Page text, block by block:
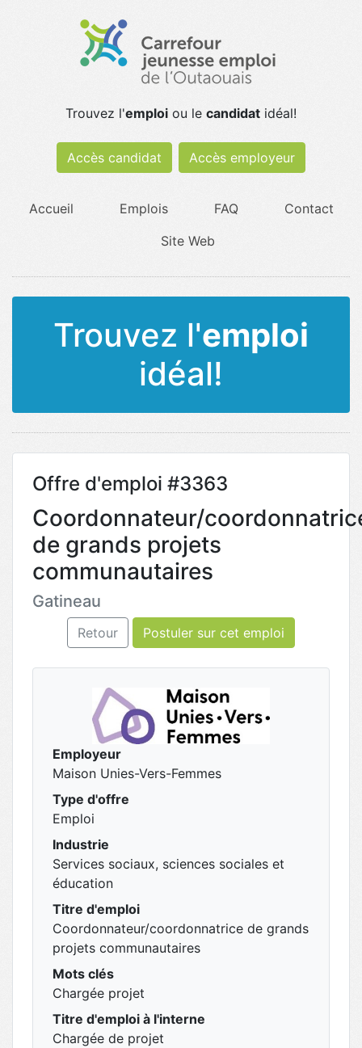
Trouvez l'emploi ou le candidat idéal!
Accès candidat Accès employeur
Accueil Emplois FAQ
Contact
Site Web
Trouvez l'emploi
idéal!
Offre d'emploi #3363
Coordonnateur/
de grands projets
communautaires
Gatineau
Retour Postuler sur cet emploi
Employeur
Maison Unies-Vers-Femmes
Type d'offre
Emploi
Industrie
Services sociaux, sciences sociales et
éducation
Titre d'emploi
Coordonnateur/coordonnatrice de grands
projets communautaires
Mots clés
Chargée projet
Titre d'emploi à l'interne
Chargée de projet